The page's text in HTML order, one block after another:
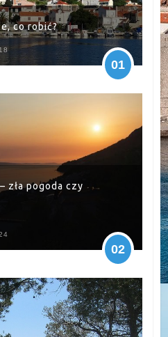
co robić?
01
zła pogoda czy
02